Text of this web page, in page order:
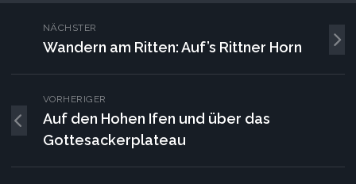
NÄCHSTER
Wandern am Ritten: Auf’s Rittner Horn
VORHERIGER
Auf den Hohen Ifen und über das
Gottesackerplateau